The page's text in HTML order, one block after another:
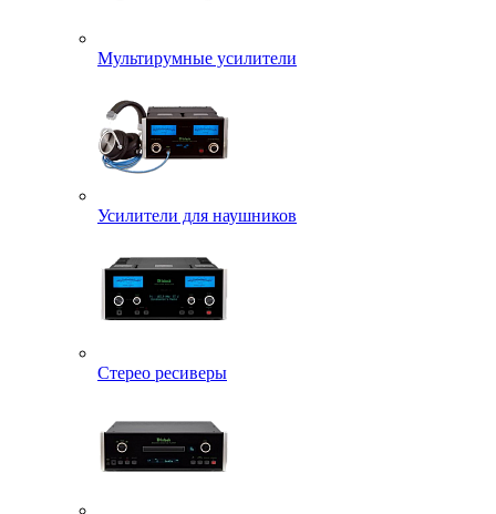
Мультирумные усилители
Усилители для наушников
Стерео ресиверы